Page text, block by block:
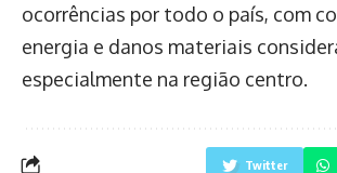
ocorrências por todo o país, com
energia e danos materiais
especialmente na região centro.
Twitter